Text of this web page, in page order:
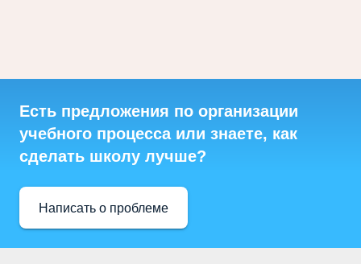
Есть предложения по организации
учебного процесса или знаете, как
сделать школу лучше?
Написать о проблеме